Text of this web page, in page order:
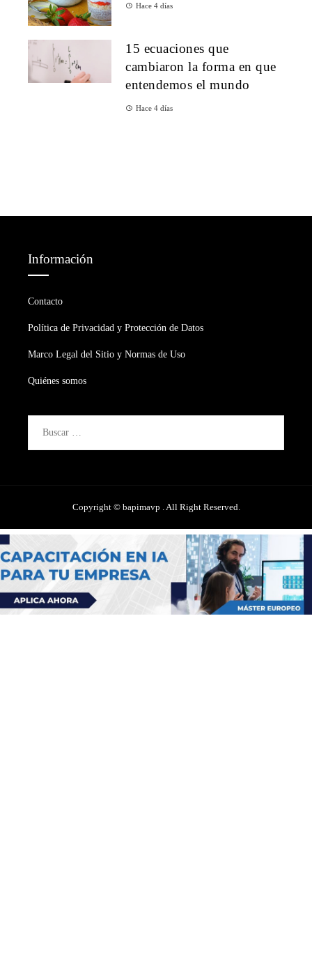
Hace 4 días
15 ecuaciones que
cambiaron la forma en que
entendemos el mundo
Hace 4 días
Información
Contacto
Política de Privacidad y Protección de Datos
Marco Legal del Sitio y Normas de Uso
Quiénes somos
Copyright © bapimavp . All Right Reserved.